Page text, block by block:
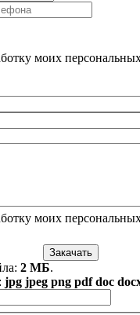
моих
моих
2 МБ.
jpg jpeg png pdf doc